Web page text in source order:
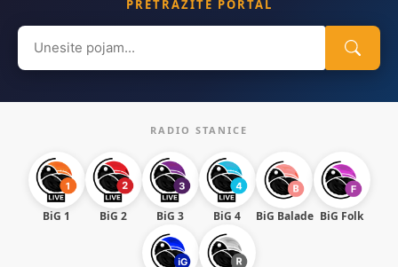
PRETRAŽITE PORTAL
Search
for:
RADIO STANICE
BiG 1 BiG 2 BiG 3 BiG 4 BiG Balade BiG Folk